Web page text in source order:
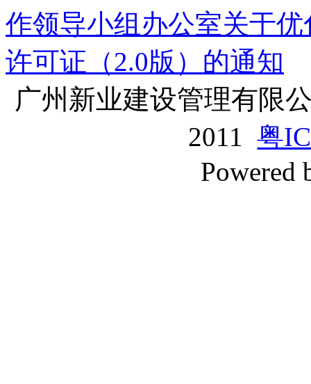
作领导小组办公室关于
许可证（2.0版）的通知
广州新业建设管理有限
2011 粤
Powered